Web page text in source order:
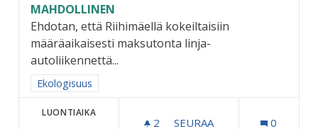
MAHDOLLINEN
Ehdotan, että Riihimäellä kokeiltaisiin
määräaikaisesti maksutonta linja-
autoliikennettä...
Rajaa tulokset aihepiirin mukaan: Ekologisuus
Ekologisuus
LUONTIAIKA
2 2 SEURAAJAA
SEURAA 0